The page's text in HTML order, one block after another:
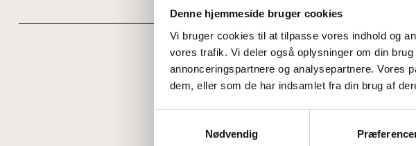
Denne hjemmeside bruger cookies
Vi bruger cookies til at tilpasse vores indhold og
vores trafik. Vi deler også oplysninger om din
annonceringspartnere og analysepartnere. Vores
dem, eller som de har indsamlet fra din brug af
Nødvendig
Hvem er CEPOS
Vores værdier
Medarbejdere
Kontakt